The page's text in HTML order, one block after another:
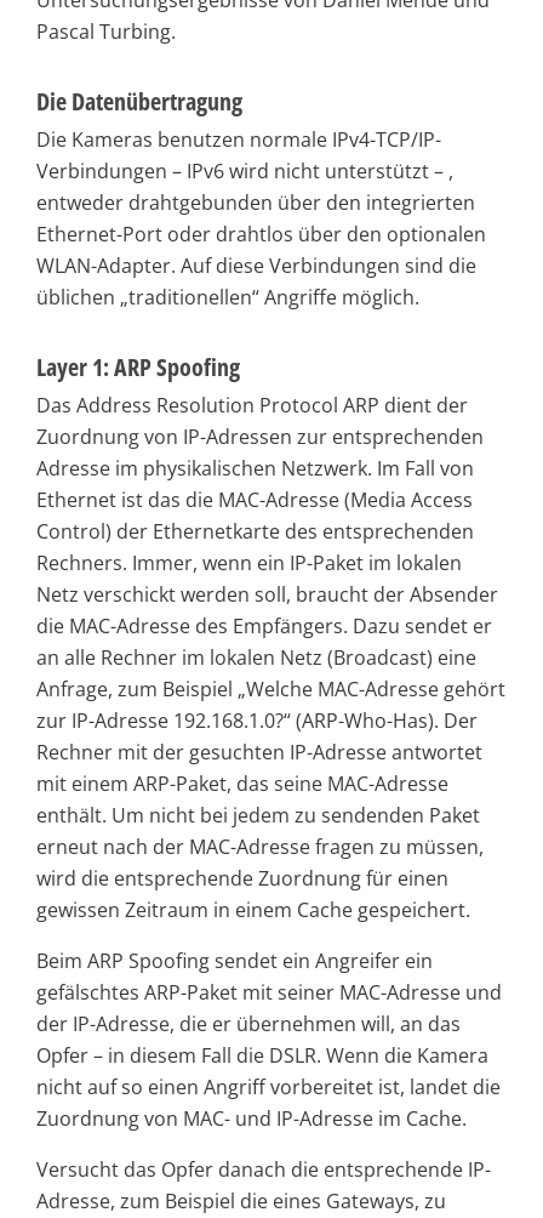
Pascal Turbing.
Die Datenübertragung
Die Kameras benutzen normale IPv4-TCP/IP-
Verbindungen – IPv6 wird nicht unterstützt – ,
entweder drahtgebunden über den integrierten
Ethernet-Port oder drahtlos über den optionalen
WLAN-Adapter. Auf diese Verbindungen sind die
üblichen „traditionellen“ Angriffe möglich.
Layer 1: ARP Spoofing
Das Address Resolution Protocol ARP dient der
Zuordnung von IP-Adressen zur entsprechenden
Adresse im physikalischen Netzwerk. Im Fall von
Ethernet ist das die MAC-Adresse (Media Access
Control) der Ethernetkarte des entsprechenden
Rechners. Immer, wenn ein IP-Paket im lokalen
Netz verschickt werden soll, braucht der Absender
die MAC-Adresse des Empfängers. Dazu sendet er
an alle Rechner im lokalen Netz (Broadcast) eine
Anfrage, zum Beispiel „Welche MAC-Adresse gehört
zur IP-Adresse 192.168.1.0?“ (ARP-Who-Has). Der
Rechner mit der gesuchten IP-Adresse antwortet
mit einem ARP-Paket, das seine MAC-Adresse
enthält. Um nicht bei jedem zu sendenden Paket
erneut nach der MAC-Adresse fragen zu müssen,
wird die entsprechende Zuordnung für einen
gewissen Zeitraum in einem Cache gespeichert.
Beim ARP Spoofing sendet ein Angreifer ein
gefälschtes ARP-Paket mit seiner MAC-Adresse und
der IP-Adresse, die er übernehmen will, an das
Opfer – in diesem Fall die DSLR. Wenn die Kamera
nicht auf so einen Angriff vorbereitet ist, landet die
Zuordnung von MAC- und IP-Adresse im Cache.
Versucht das Opfer danach die entsprechende IP-
Adresse, zum Beispiel die eines Gateways, zu